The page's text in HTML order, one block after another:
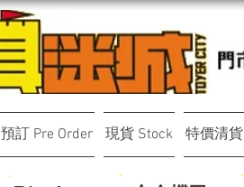
預訂 Pre Order 現貨 Stock 特價清貨